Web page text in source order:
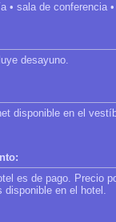
• sala de conferencia
desayuno.
disponible en el
es de pago. Precio
disponible en el hotel.